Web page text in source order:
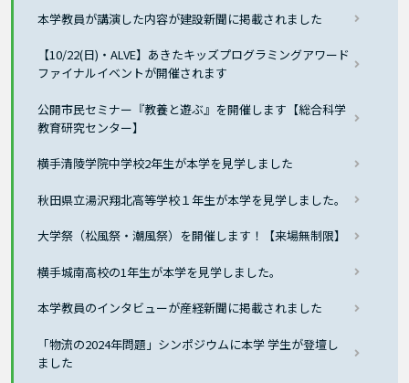
本学教員が講演した内容が建設新聞に掲載されました
【10/22(日)・ALVE】あきたキッズプログラミングアワード
ファイナルイベントが開催されます
公開市民セミナー『教養と遊ぶ』を開催します【総合科学
教育研究センター】
横手清陵学院中学校2年生が本学を見学しました
秋田県立湯沢翔北高等学校１年生が本学を見学しました。
大学祭（松風祭・潮風祭）を開催します！【来場無制限】
横手城南高校の1年生が本学を見学しました。
本学教員のインタビューが産経新聞に掲載されました
「物流の2024年問題」シンポジウムに本学 学生が登壇し
ました